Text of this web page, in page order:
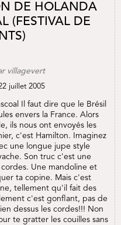
DE HOLANDA
(FESTIVAL DE
villagevert
juillet 2005
Il faut dire que le Brésil
envers la France. Alors
ils nous ont envoyés les
c'est Hamilton. Imaginez
une longue jupe style
Son truc c'est une
Une mandoline et
ta copine. Mais c'est
tellement qu'il fait des
c'est gonflant, pas de
dessus les cordes!!! Non
te gratter les couilles sans